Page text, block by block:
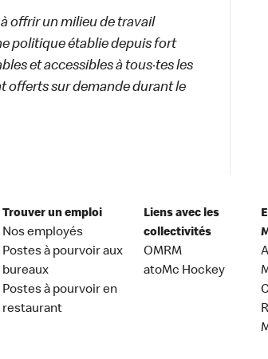
à offrir un milieu de travail
politique établie depuis fort
et accessibles à tous·tes les
offerts sur demande durant le
Trouver un emploi
Nos employés
Postes à pourvoir aux
bureaux
Postes à pourvoir en
restaurant
Liens avec les
collectivités
OMRM
atoMc Hockey